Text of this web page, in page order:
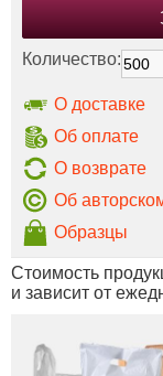
Количество:
О доставке
Об оплате
О возврате
Об
Образцы
Стоимость
и зависит от